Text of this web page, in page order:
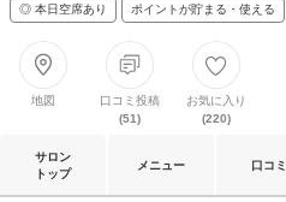
◎ 本日空席あり ポイントが貯まる・使える
地図
口コミ投稿
(51)
お気に入り
(220)
サロン
トップ
メニュー 口コミ